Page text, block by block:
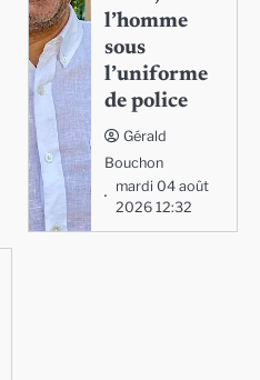
l’homme
sous
l’uniforme
de police
Gérald
Bouchon
mardi 04 août
2026 12:32